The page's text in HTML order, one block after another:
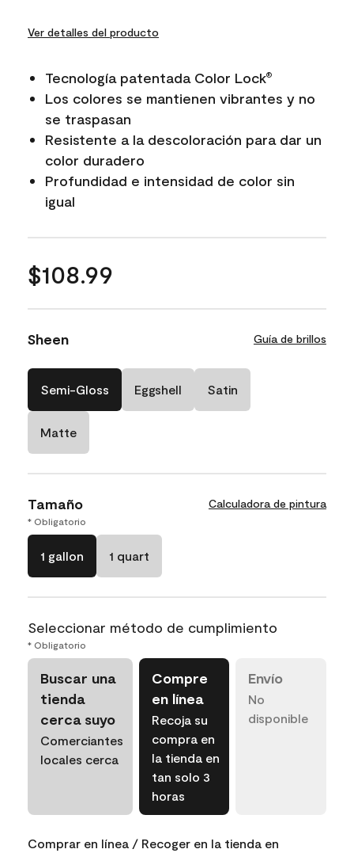
Ver detalles del producto
Tecnología patentada Color Lock®
Los colores se mantienen vibrantes y no
se traspasan
Resistente a la descoloración para dar un
color duradero
Profundidad e intensidad de color sin
igual
$108.99
Sheen Guía de brillos
Semi-Gloss Eggshell Satin
Matte
Tamaño Calculadora de pintura
* Obligatorio
1 gallon 1 quart
Seleccionar método de cumplimiento
* Obligatorio
Buscar una
tienda
cerca suyo
Comerciantes
locales cerca
Compre
en línea
Recoja su
compra en
la tienda en
tan solo 3
horas
Envío
No
disponible
Comprar en línea / Recoger en la tienda en